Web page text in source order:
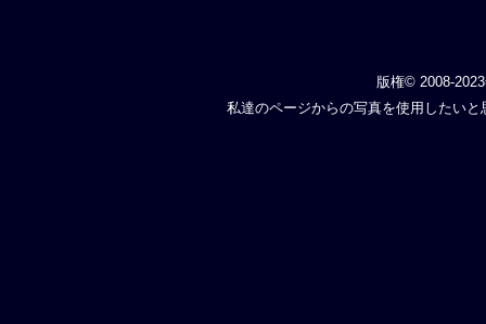
版権© 2008-
私達のページからの写真を使用したい